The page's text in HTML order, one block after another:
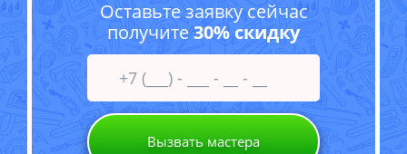
Оставьте заявку сейчас
получите30% скидку
Вызвать мастера